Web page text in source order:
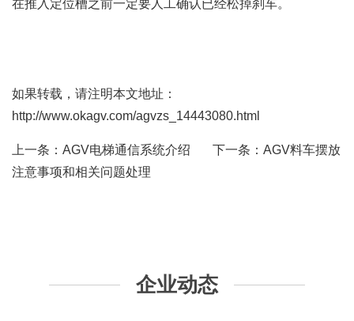
在推入定位槽之前一定要人工确认已经松掉刹车。
如果转载，请注明本文地址：
http://www.okagv.com/agvzs_14443080.html
上一条： AGV电梯通信系统介绍 下一条： ​AGV料车摆放
注意事项和相关问题处理
企业动态